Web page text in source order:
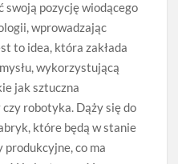
pozycję wiodącego
wprowadzając
to idea, która zakłada
wykorzystującą
jak sztuczna
robotyka. Dąży się do
które będą w stanie
produkcyjne, co ma